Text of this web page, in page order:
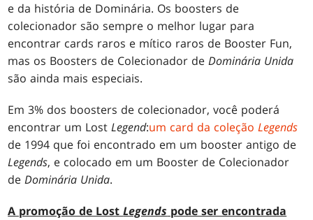
e da história de Dominária. Os boosters de
colecionador são sempre o melhor lugar para
encontrar cards raros e mítico raros de Booster Fun,
mas os Boosters de Colecionador deDominária Unida
são ainda mais especiais.
Em 3% dos boosters de colecionador, você poderá
encontrar um LostLegend:um card da coleçãoLegends
de 1994 que foi encontrado em um booster antigo de
Legends, e colocado em um Booster de Colecionador
deDominária Unida.
A promoção de LostLegends pode ser encontrada